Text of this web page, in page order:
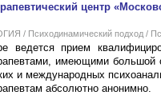
центр
/ Психодинамический подход /
ведется прием
имеющими большой
и международных
абсолютно анонимно.